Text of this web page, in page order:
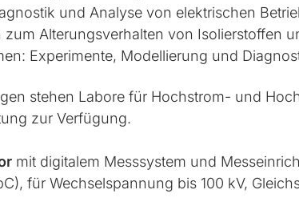
und Ana­ly­se von elek­tri­schen
Al­te­rungs­ver­hal­ten von Iso­lier­stof­fen
Ex­pe­ri­men­te, Mo­del­lie­rung und
ste­hen La­bo­re für Hoch­strom- und
zur Verfügung.
mit di­gi­ta­lem Mess­sys­tem und
für Wech­sel­span­nung bis 100 kV,